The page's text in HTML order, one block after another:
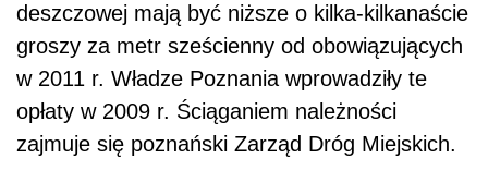
deszczowej mają być niższe o kilka-kilkanaście
groszy za metr sześcienny od obowiązujących
w 2011 r. Władze Poznania wprowadziły te
opłaty w 2009 r. Ściąganiem należności
zajmuje się poznański Zarząd Dróg Miejskich.